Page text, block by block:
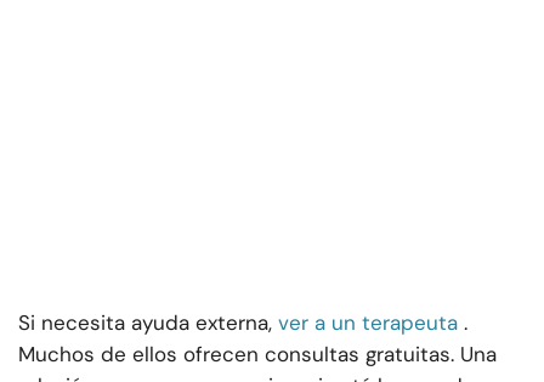
Si necesita ayuda externa, ver a un terapeuta .
Muchos de ellos ofrecen consultas gratuitas. Una